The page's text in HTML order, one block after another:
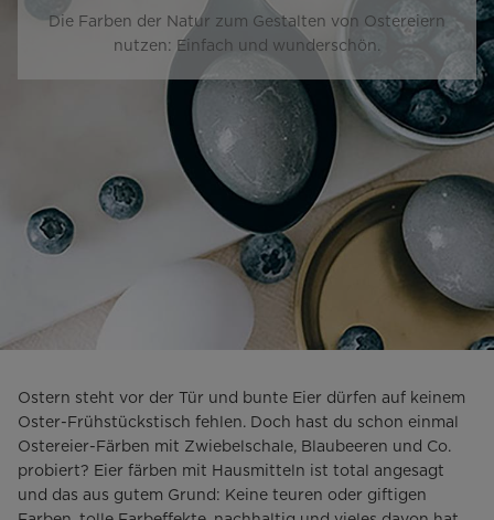
Die Farben der Natur zum Gestalten von Ostereiern
nutzen: Einfach und wunderschön.
Ostern steht vor der Tür und bunte Eier dürfen auf keinem
Oster-Frühstückstisch fehlen. Doch hast du schon einmal
Ostereier-Färben mit Zwiebelschale, Blaubeeren und Co.
probiert? Eier färben mit Hausmitteln ist total angesagt
und das aus gutem Grund: Keine teuren oder giftigen